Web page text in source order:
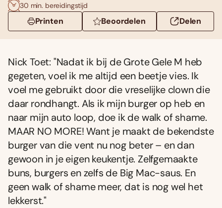
30 min. bereidingstijd
Printen Beoordelen Delen
Nick Toet: "Nadat ik bij de Grote Gele M heb
gegeten, voel ik me altijd een beetje vies. Ik
voel me gebruikt door die vreselijke clown die
daar rondhangt. Als ik mijn burger op heb en
naar mijn auto loop, doe ik de walk of shame.
MAAR NO MORE! Want je maakt de bekendste
burger van die vent nu nog beter – en dan
gewoon in je eigen keukentje. Zelfgemaakte
buns, burgers en zelfs de Big Mac-saus. En
geen walk of shame meer, dat is nog wel het
lekkerst."